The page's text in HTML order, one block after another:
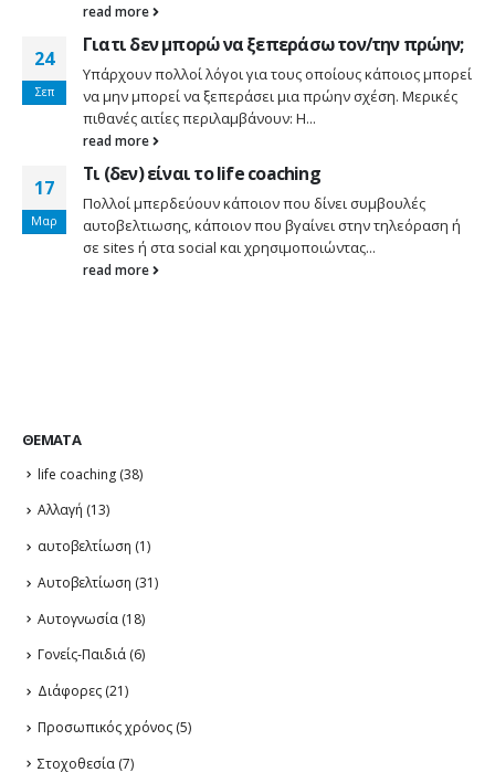
read more
24
Σεπ
Γιατι δεν μπορώ να ξεπεράσω τον/την πρώην;
Υπάρχουν πολλοί λόγοι για τους οποίους κάποιος μπορεί
να μην μπορεί να ξεπεράσει μια πρώην σχέση. Μερικές
πιθανές αιτίες περιλαμβάνουν: Η...
read more
17
Μαρ
Τι (δεν) είναι το life coaching
Πολλοί μπερδεύουν κάποιον που δίνει συμβουλές
αυτοβελτιωσης, κάποιον που βγαίνει στην τηλεόραση ή
σε sites ή στα social και χρησιμοποιώντας...
read more
ΘΈΜΑΤΑ
life coaching (38)
Αλλαγή (13)
αυτοβελτίωση (1)
Αυτοβελτίωση (31)
Αυτογνωσία (18)
Γονείς-Παιδιά (6)
Διάφορες (21)
Προσωπικός χρόνος (5)
Στοχοθεσία (7)